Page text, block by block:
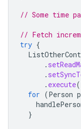
// Some time
// Fetch
try {
.
.
. execute
for (Person
}